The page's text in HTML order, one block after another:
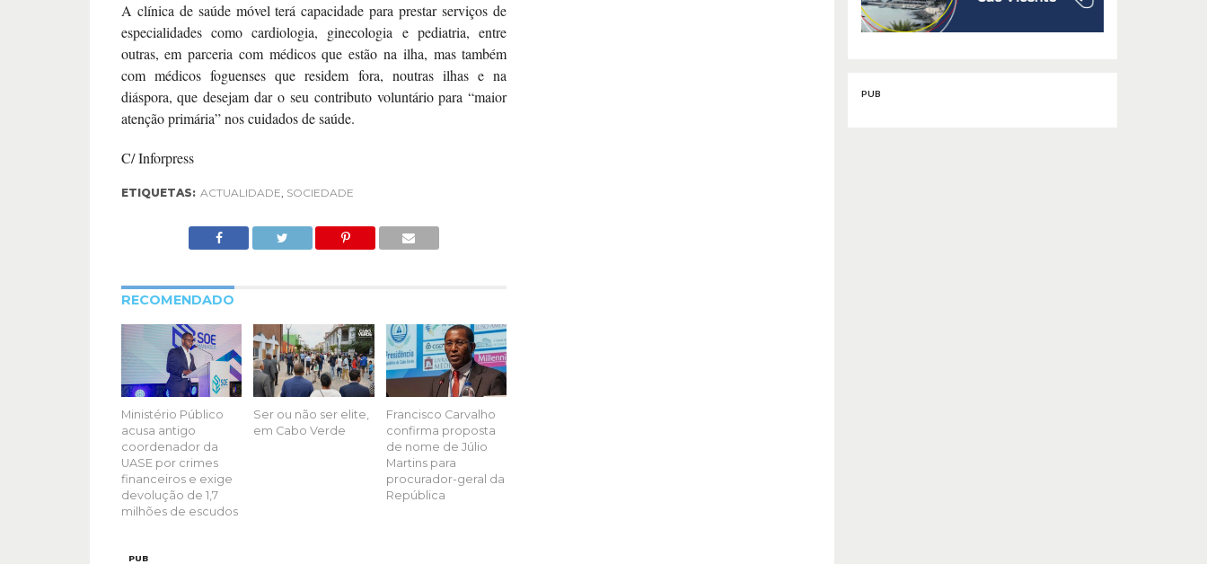
A clínica de saúde móvel terá capacidade para prestar serviços de
especialidades como cardiologia, ginecologia e pediatria, entre
outras, em parceria com médicos que estão na ilha, mas também
com médicos foguenses que residem fora, noutras ilhas e na
diáspora, que desejam dar o seu contributo voluntário para “maior
atenção primária” nos cuidados de saúde.
C/ Inforpress
ETIQUETAS: ACTUALIDADE, SOCIEDADE
RECOMENDADO
Ministério Público
acusa antigo
coordenador da
UASE por crimes
financeiros e exige
devolução de 1,7
milhões de escudos
Ser ou não ser elite,
em Cabo Verde
Francisco Carvalho
confirma proposta
de nome de Júlio
Martins para
procurador-geral da
República
PUB
PUB